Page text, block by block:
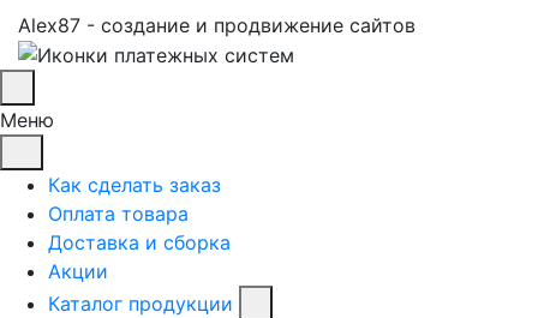
Alex87 - создание и продвижение сайтов
Меню
Как сделать заказ
Оплата товара
Доставка и сборка
Акции
Каталог продукции